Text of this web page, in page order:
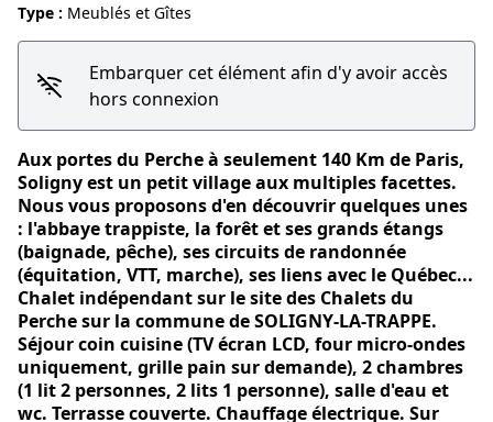
Type : Meublés et Gîtes
Embarquer cet élément afin d'y avoir accès
hors connexion
Aux portes du Perche à seulement 140 Km de Paris,
Soligny est un petit village aux multiples facettes.
Nous vous proposons d'en découvrir quelques unes
: l'abbaye trappiste, la forêt et ses grands étangs
(baignade, pêche), ses circuits de randonnée
(équitation, VTT, marche), ses liens avec le Québec...
Chalet indépendant sur le site des Chalets du
Perche sur la commune de SOLIGNY-LA-TRAPPE.
Séjour coin cuisine (TV écran LCD, four micro-ondes
uniquement, grille pain sur demande), 2 chambres
(1 lit 2 personnes, 2 lits 1 personne), salle d'eau et
wc. Terrasse couverte. Chauffage électrique. Sur